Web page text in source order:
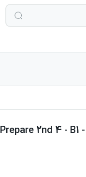
Prepare 2nd 4 - B1